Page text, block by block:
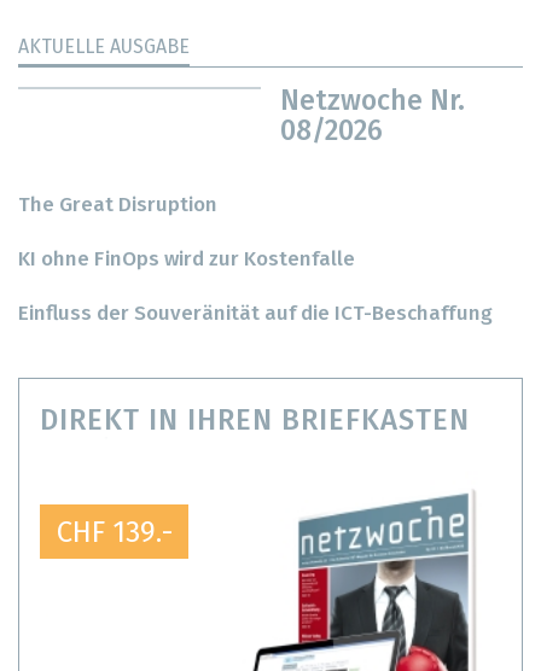
AKTUELLE AUSGABE
Netzwoche Nr.
08/2026
The Great Disruption
KI ohne FinOps wird zur Kostenfalle
Einfluss der Souveränität auf die ICT-Beschaffung
DIREKT IN IHREN BRIEFKASTEN
CHF 139.-